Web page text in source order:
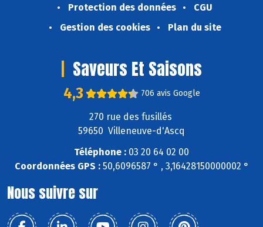
Protection des données
CGU
Gestion des cookies
Plan du site
Saveurs Et Saisons
4,3 706 avis Google
270 rue des fusillés
59650 Villeneuve-d'Ascq
Téléphone : 03 20 64 02 00
Coordonnées GPS :50,6096587 ° , 3,16428150000002 °
Nous suivre sur